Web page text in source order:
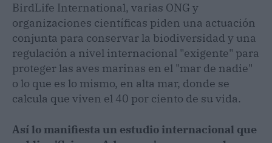
BirdLife International, varias ONG y
organizaciones científicas piden una actuación
conjunta para conservar la biodiversidad y una
regulación a nivel internacional "exigente" para
proteger las aves marinas en el "mar de nadie"
o lo que es lo mismo, en alta mar, donde se
calcula que viven el 40 por ciento de su vida.
Así lo manifiesta un estudio internacional que